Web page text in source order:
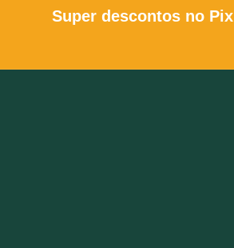
Super descontos no Pix